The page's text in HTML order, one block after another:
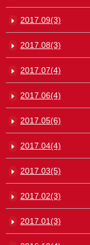
2017.09(3)
2017.08(3)
2017.07(4)
2017.06(4)
2017.05(6)
2017.04(4)
2017.03(5)
2017.02(3)
2017.01(3)